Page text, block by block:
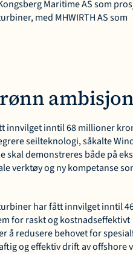
Maritime AS som
med MHWIRTH AS som
ambisjon
innvilget inntil 68 millioner
seilteknologi, såkalte
skal demonstreres både på
verktøy og ny kompetanse
har fått innvilget inntil
for raskt og kostnadseffektivt
å redusere behovet for
og effektiv drift av offshore